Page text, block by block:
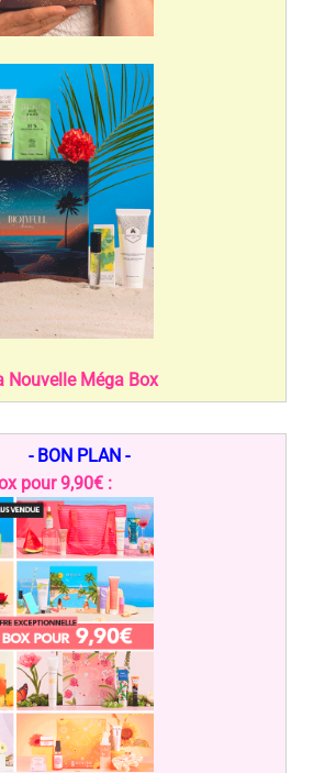
Nouvelle Méga Box
- BON PLAN -
pour 9,90€ :